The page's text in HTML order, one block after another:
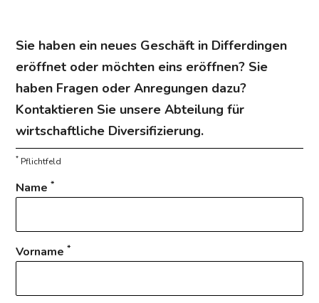
Sie haben ein neues Geschäft in Differdingen
eröffnet oder möchten eins eröffnen? Sie
haben Fragen oder Anregungen dazu?
Kontaktieren Sie unsere Abteilung für
wirtschaftliche Diversifizierung.
* Pflichtfeld
Name*
Vorname*